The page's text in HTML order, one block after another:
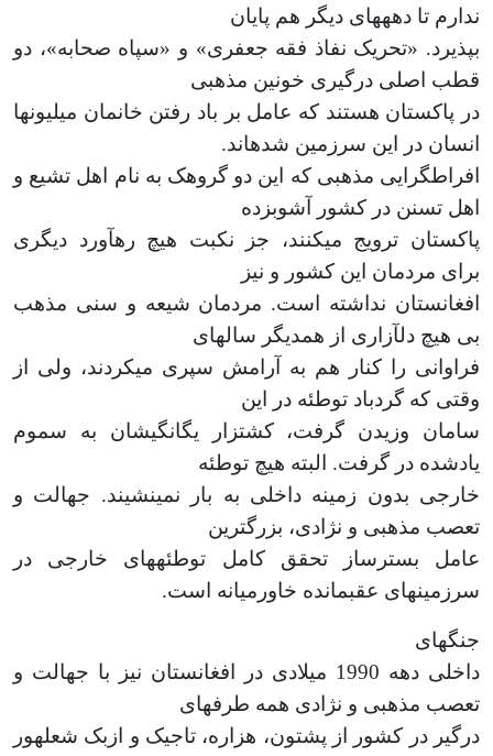
ندارم تا دهه­های دیگر هم پایان
بپذیرد. «تحریک نفاذ فقه جعفری» و «سپاه صحابه»، دو
قطب اصلی درگیری خونین مذهبی
در پاکستان هستند که عامل بر باد رفتن خانمان میلیون­ها
انسان در این سرزمین شده­اند.
افراط­گرایی مذهبی که این دو گروهک به نام اهل تشیع و
اهل تسنن در کشور آشوب­زده
پاکستان ترویج می­کنند، جز نکبت هیچ ره­آورد دیگری
برای مردمان این کشور و نیز
افغانستان نداشته است. مردمان شیعه و سنی مذهب
بی هیچ دل­آزاری از همدیگر سال­های
فراوانی را کنار هم به آرامش سپری می­کردند، ولی از
وقتی که گردباد توطئه در این
سامان وزیدن گرفت، کشتزار یگانگی­شان به سموم
یادشده در گرفت. البته هیچ توطئه
خارجی بدون زمینه داخلی به بار نمی­نشیند. جهالت و
تعصب مذهبی و نژادی، بزرگ­ترین
عامل بسترساز تحقق کامل توطئه­های خارجی در
سرزمین­های عقب­مانده خاورمیانه است.
جنگ­های
داخلی دهه 1990 میلادی در افغانستان نیز با جهالت و
تعصب مذهبی و نژادی همه طرف­های
درگیر در کشور از پشتون، هزاره، تاجیک و ازبک شعله­ور